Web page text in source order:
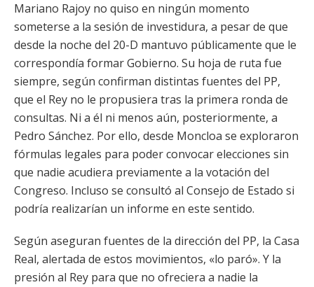
Mariano Rajoy no quiso en ningún momento
someterse a la sesión de investidura, a pesar de que
desde la noche del 20-D mantuvo públicamente que le
correspondía formar Gobierno. Su hoja de ruta fue
siempre, según confirman distintas fuentes del PP,
que el Rey no le propusiera tras la primera ronda de
consultas. Ni a él ni menos aún, posteriormente, a
Pedro Sánchez. Por ello, desde Moncloa se exploraron
fórmulas legales para poder convocar elecciones sin
que nadie acudiera previamente a la votación del
Congreso. Incluso se consultó al Consejo de Estado si
podría realizarían un informe en este sentido.
Según aseguran fuentes de la dirección del PP, la Casa
Real, alertada de estos movimientos, «lo paró». Y la
presión al Rey para que no ofreciera a nadie la